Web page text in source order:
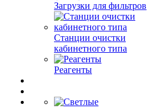
Загрузки для фильтров
Станции очистки
кабинетного типа
Реагенты